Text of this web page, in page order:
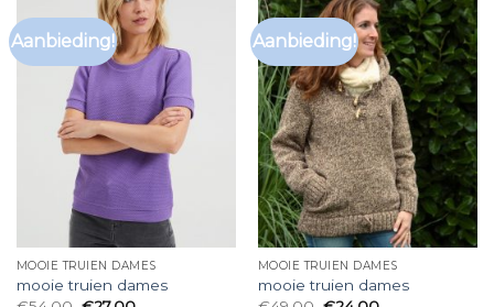
Aanbieding!
MOOIE TRUIEN DAMES
mooie truien dames
Aanbieding!
MOOIE TRUIEN DAMES
mooie truien dames